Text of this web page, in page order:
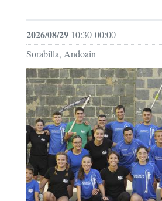
2026/08/29 10:30-00:00
Sorabilla, Andoain